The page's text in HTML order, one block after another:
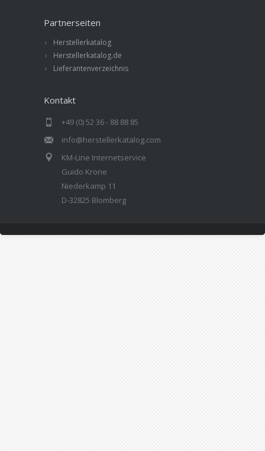
Partnerseiten
Herstellerkatalog
Herstellerkatalog.de
Lieferantenverzeichnis
Kontakt
+49 (0) 52 36 - 88 88 85
info@herstellerkatalog.com
KM-Line Internetservice
Guido Krone
Niederkamp 11
D-32825 Blomberg